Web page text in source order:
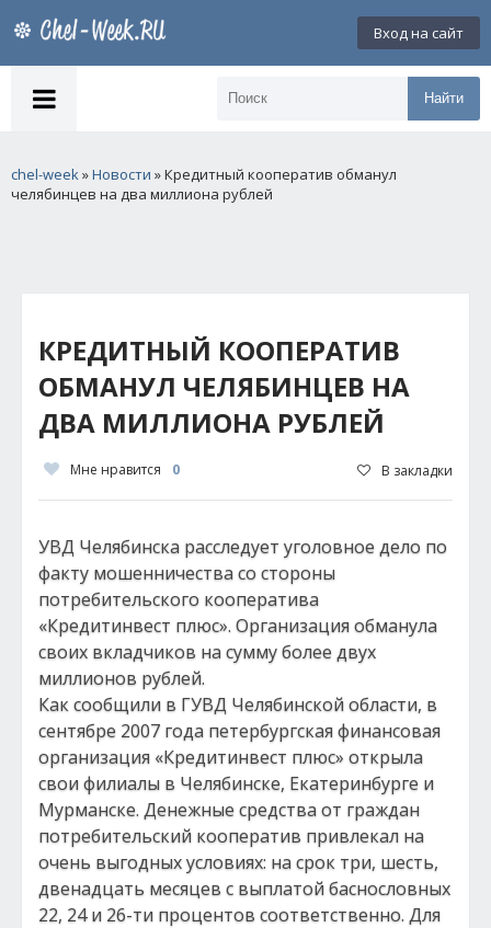
Вход на сайт
Найти
chel-week»Новости » Кредитный кооператив обманул
челябинцев на два миллиона рублей
КРЕДИТНЫЙ КООПЕРАТИВ
ОБМАНУЛ ЧЕЛЯБИНЦЕВ НА
ДВА МИЛЛИОНА РУБЛЕЙ
Мне нравится 0 В закладки
УВД Челябинска расследует уголовное дело по
факту мошенничества со стороны
потребительского кооператива
«Кредитинвест плюс». Организация обманула
своих вкладчиков на сумму более двух
миллионов рублей.
Как сообщили в ГУВД Челябинской области, в
сентябре 2007 года петербургская финансовая
организация «Кредитинвест плюс» открыла
свои филиалы в Челябинске, Екатеринбурге и
Мурманске. Денежные средства от граждан
потребительский кооператив привлекал на
очень выгодных условиях: на срок три, шесть,
двенадцать месяцев с выплатой баснословных
22, 24 и 26-ти процентов соответственно. Для